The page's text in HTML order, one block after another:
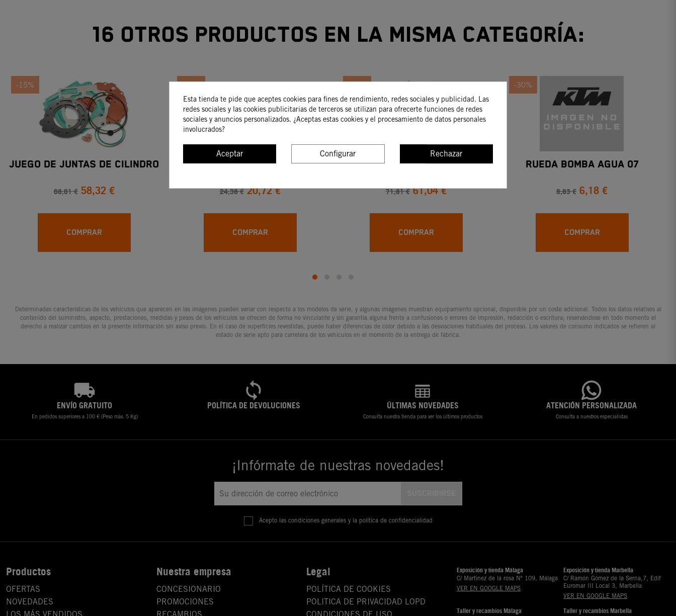
16 otros productos en la misma categoría:
-15%
JUEGO DE JUNTAS DE CILINDRO
68,61 € 58,32 €
COMPRAR
-15%
Juego De Puños
24,38 € 20,72 €
COMPRAR
-15%
JUEGO DE JUNTAS DE CILINDRO
71,81 € 61,04 €
COMPRAR
-30%
RUEDA BOMBA AGUA 07
8,83 € 6,18 €
COMPRAR
Determinadas características de los vehículos que aparecen en las imágenes pueden variar con respecto a los modelos de serie, y algunas imágenes muestran equipamiento opcional, disponible por un coste adicional. Todos los datos relativos al
contenido del suministro, aspecto, prestaciones, medidas y pesos de los vehículos se ofrecen de forma no vinculante y sin garantía alguna frente a confusiones o errores de impresión, redacción o escritura; reservándose en todo momento el
derecho a realizar cambios en la presente información sin aviso previo. En el caso de superficies revestidas, puede haber diferencias de color debido a las desviaciones habituales del proceso. Los valores de consumo indicados se refieren al
estado de serie apto para carretera de los vehículos en el momento de la entrega de fábrica.
ENVÍO GRATUITO
En pedidos superiores a 100 € (Peso máx. 5 Kg)
POLÍTICA DE DEVOLUCIONES ÚLTIMAS NOVEDADES
Consulta nuestra tienda para ver los últimos productos
ATENCIÓN PERSONALIZADA
Consulta a nuestros especialistas
¡Infórmate de nuestras novedades!
Acepto las condiciones generales y la política de confidencialidad
Productos
OFERTAS
NOVEDADES
Nuestra empresa
CONCESIONARIO
PROMOCIONES
Legal
POLÍTICA DE COOKIES
POLITICA DE PRIVACIDAD LOPD
Exposición y tienda Málaga
C/ Martinez de la rosa Nº 109, Málaga
VER EN GOOGLE MAPS
Exposición y tienda Marbella
C/ Ramón Gómez de la Serna,7, Edif
Euromar III Local 3, Marbella
VER EN GOOGLE MAPS
Taller y recambios Málaga Taller y recambios Marbella
Esta tienda te pide que aceptes cookies para fines de rendimiento, redes sociales y publicidad. Las
redes sociales y las cookies publicitarias de terceros se utilizan para ofrecerte funciones de redes
sociales y anuncios personalizados. ¿Aceptas estas cookies y el procesamiento de datos personales
involucrados?
Aceptar Configurar Rechazar